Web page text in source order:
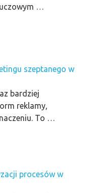
…
szeptanego w
bardziej
reklamy,
To …
procesów w